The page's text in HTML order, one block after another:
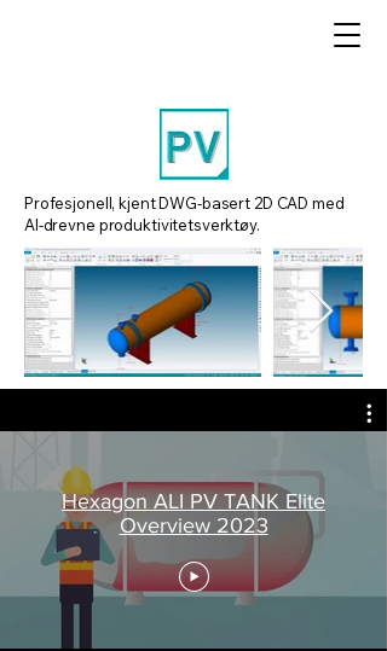
Profesjonell, kjent DWG-basert 2D CAD med
AI-drevne produktivitetsverktøy.
Hexagon ALI PV TANK Elite
Overview 2023